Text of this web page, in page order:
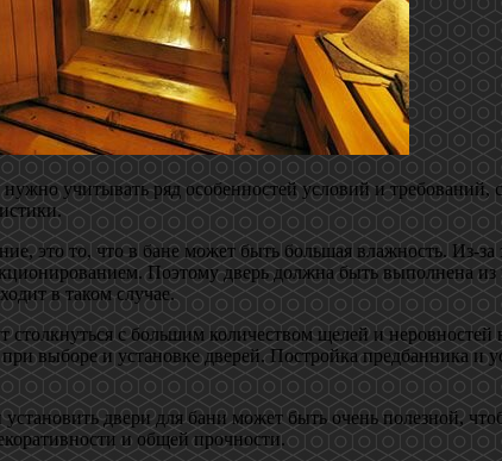
учитывать ряд особенностей условий и
это то, что в бане может быть большая влажность. Из-
Поэтому дверь должна быть выполнена из
в таком случае.
с большим количеством щелей и
выборе и установке дверей. Постройка предбанника
двери для бани может быть очень полезной,
и общей прочности.